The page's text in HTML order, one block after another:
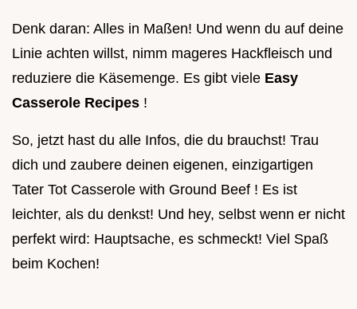
Denk daran: Alles in Maßen! Und wenn du auf deine
Linie achten willst, nimm mageres Hackfleisch und
reduziere die Käsemenge. Es gibt viele Easy
Casserole Recipes !
So, jetzt hast du alle Infos, die du brauchst! Trau
dich und zaubere deinen eigenen, einzigartigen
Tater Tot Casserole with Ground Beef ! Es ist
leichter, als du denkst! Und hey, selbst wenn er nicht
perfekt wird: Hauptsache, es schmeckt! Viel Spaß
beim Kochen!